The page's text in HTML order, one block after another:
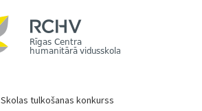
Skolas tulkošanas konkurss